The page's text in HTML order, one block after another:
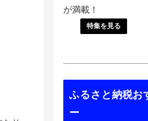
が満載！
特集を見る
ふるさと納税お
ー